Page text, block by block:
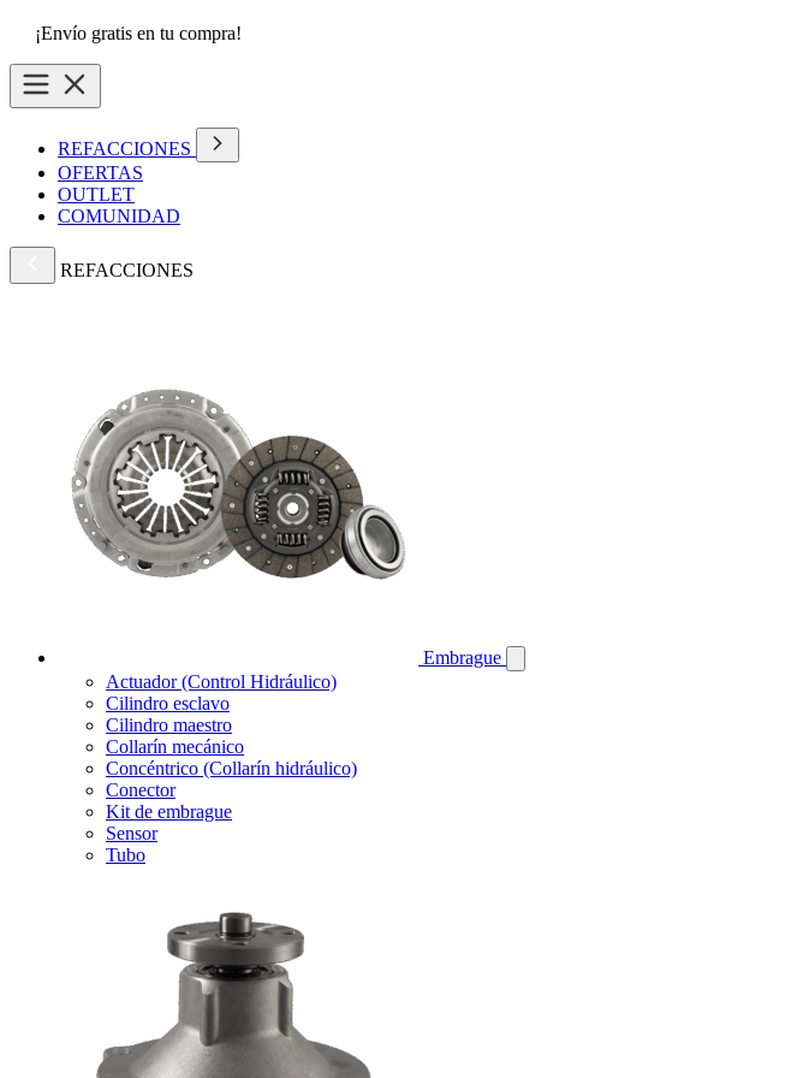
¡Envío gratis en tu compra!
REFACCIONES
OFERTAS
OUTLET
COMUNIDAD
REFACCIONES
Embrague
Actuador (Control Hidráulico)
Cilindro esclavo
Cilindro maestro
Collarín mecánico
Concéntrico (Collarín hidráulico)
Conector
Kit de embrague
Sensor
Tubo